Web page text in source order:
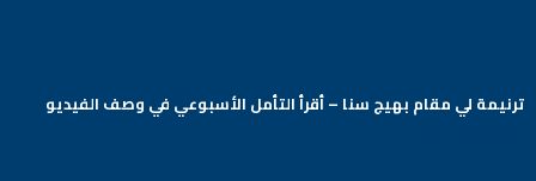
ترنيمة لي مقام بهيج سنا – أقرأ التأمل الأسبوعي في وصف الفيديو